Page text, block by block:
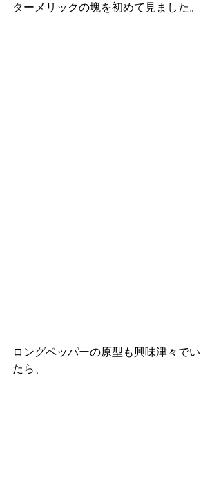
ターメリックの塊を初めて見ました。
ロングペッパーの原型も興味津々でい
たら、